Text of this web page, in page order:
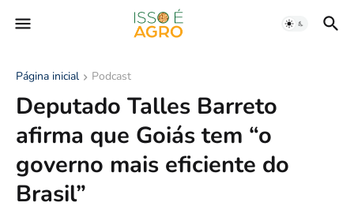
Página inicial Podcast
Deputado Talles Barreto
afirma que Goiás tem “o
governo mais eficiente do
Brasil”